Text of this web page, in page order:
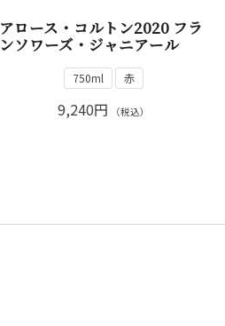
アロース・コルトン2020 フラ
ンソワーズ・ジャニアール
750ml 赤
9,240円 （税込）